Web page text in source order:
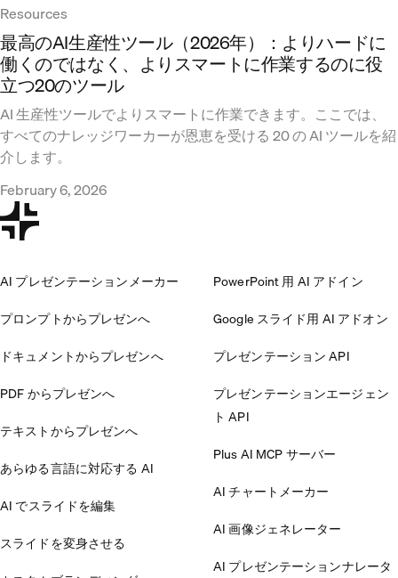
Resources
最高のAI生産性ツール（2026年）：よりハードに
働くのではなく、よりスマートに作業するのに役
立つ20のツール
AI 生産性ツールでよりスマートに作業できます。ここでは、
すべてのナレッジワーカーが恩恵を受ける 20 の AI ツールを紹
介します。
February 6, 2026
AI プレゼンテーションメーカー
プロンプトからプレゼンへ
ドキュメントからプレゼンへ
PDF からプレゼンへ
テキストからプレゼンへ
あらゆる言語に対応する AI
AI でスライドを編集
スライドを変身させる
PowerPoint 用 AI アドイン
Google スライド用 AI アドオン
プレゼンテーション API
プレゼンテーションエージェン
ト API
Plus AI MCP サーバー
AI チャートメーカー
AI 画像ジェネレーター
AI プレゼンテーションナレータ